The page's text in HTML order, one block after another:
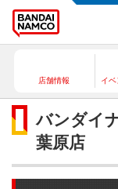
店舗情報 イ
バンダイ
葉原店